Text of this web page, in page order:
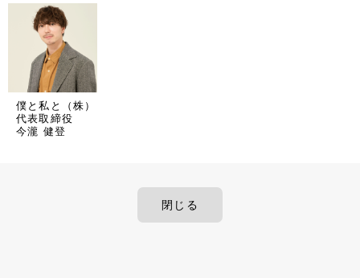
僕と私と（株）
代表取締役
今瀧 健登
閉じる